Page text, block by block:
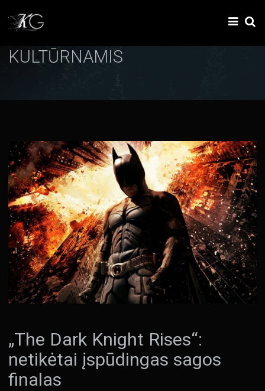
KULTŪRNAMIS
„The Dark Knight Rises“:
netikėtai įspūdingas sagos
finalas